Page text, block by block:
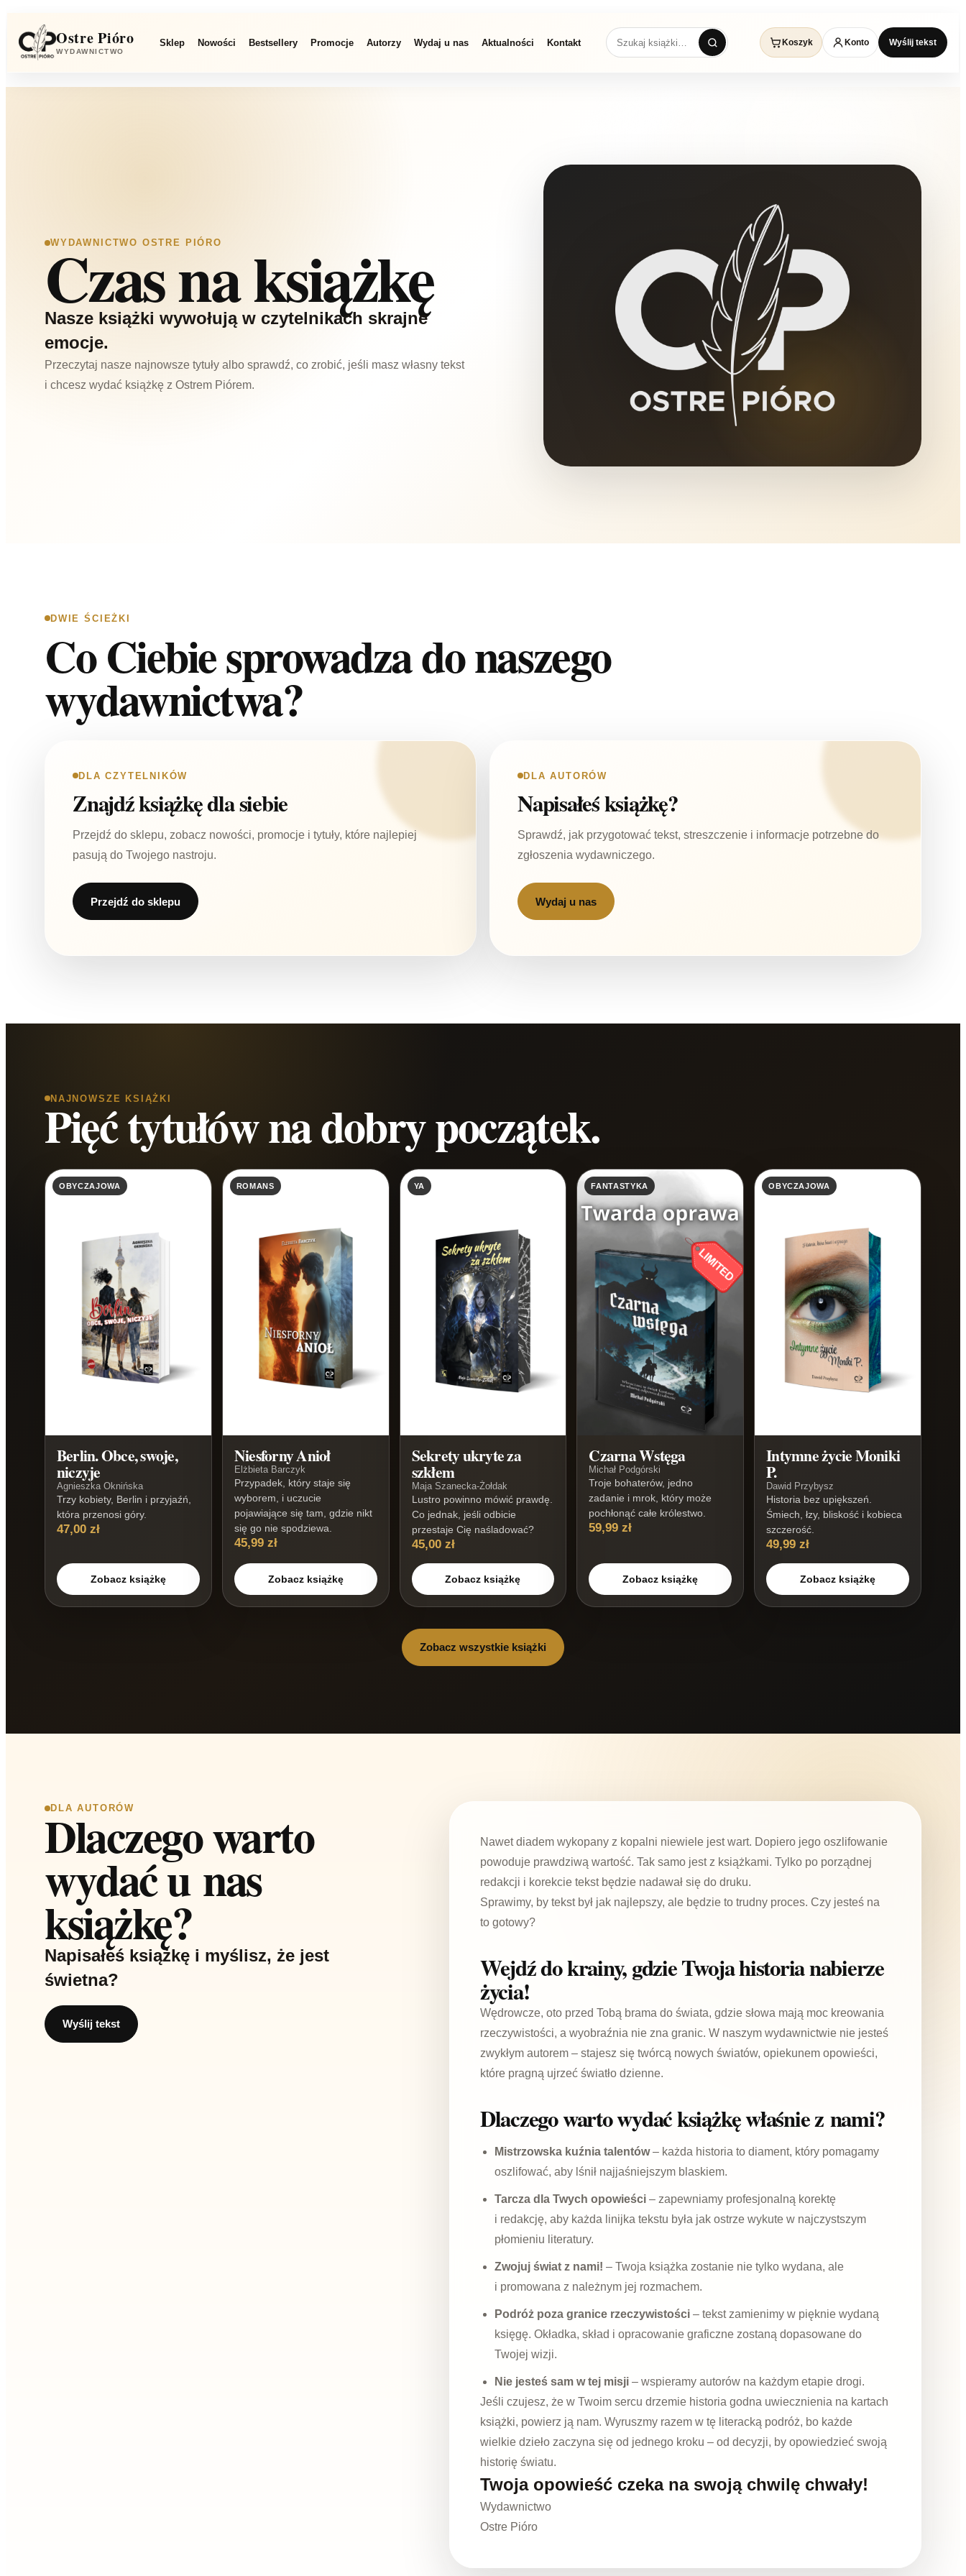
Ostre Pióro
WYDAWNICTWO
Sklep Nowości Bestsellery Promocje Autorzy Wydaj u nas Aktualności Kontakt
Szukaj Koszyk Konto Wyślij tekst
WYDAWNICTWO OSTRE PIÓRO
Czas na książkę
Nasze książki wywołują w czytelnikach skrajne
emocje.
Przeczytaj nasze najnowsze tytuły albo sprawdź, co zrobić, jeśli masz własny tekst
i chcesz wydać książkę z Ostrem Piórem.
DWIE ŚCIEŻKI
Co Ciebie sprowadza do naszego
wydawnictwa?
DLA CZYTELNIKÓW
Znajdź książkę dla siebie
Przejdź do sklepu, zobacz nowości, promocje i tytuły, które najlepiej
pasują do Twojego nastroju.
Przejdź do sklepu
DLA AUTORÓW
Napisałeś książkę?
Sprawdź, jak przygotować tekst, streszczenie i informacje potrzebne do
zgłoszenia wydawniczego.
Wydaj u nas
NAJNOWSZE KSIĄŻKI
Pięć tytułów na dobry początek.
OBYCZAJOWA
Berlin. Obce, swoje,
niczyje
Agnieszka Oknińska
Trzy kobiety, Berlin i przyjaźń,
która przenosi góry.
47,00 zł
Zobacz książkę
ROMANS
Niesforny Anioł
Elżbieta Barczyk
Przypadek, który staje się
wyborem, i uczucie
pojawiające się tam, gdzie nikt
się go nie spodziewa.
45,99 zł
Zobacz książkę
YA
Sekrety ukryte za
szkłem
Maja Szanecka-Żołdak
Lustro powinno mówić prawdę.
Co jednak, jeśli odbicie
przestaje Cię naśladować?
45,00 zł
Zobacz książkę
FANTASTYKA
Czarna Wstęga
Michał Podgórski
Troje bohaterów, jedno
zadanie i mrok, który może
pochłonąć całe królestwo.
59,99 zł
Zobacz książkę
OBYCZAJOWA
Intymne życie Moniki
P.
Dawid Przybysz
Historia bez upiększeń.
Śmiech, łzy, bliskość i kobieca
szczerość.
49,99 zł
Zobacz książkę
Zobacz wszystkie książki
DLA AUTORÓW
Dlaczego warto
wydać u nas
książkę?
Napisałeś książkę i myślisz, że jest
świetna?
Wyślij tekst
Nawet diadem wykopany z kopalni niewiele jest wart. Dopiero jego oszlifowanie
powoduje prawdziwą wartość. Tak samo jest z książkami. Tylko po porządnej
redakcji i korekcie tekst będzie nadawał się do druku.
Sprawimy, by tekst był jak najlepszy, ale będzie to trudny proces. Czy jesteś na
to gotowy?
Wejdź do krainy, gdzie Twoja historia nabierze
życia!
Wędrowcze, oto przed Tobą brama do świata, gdzie słowa mają moc kreowania
rzeczywistości, a wyobraźnia nie zna granic. W naszym wydawnictwie nie jesteś
zwykłym autorem – stajesz się twórcą nowych światów, opiekunem opowieści,
które pragną ujrzeć światło dzienne.
Dlaczego warto wydać książkę właśnie z nami?
Mistrzowska kuźnia talentów– każda historia to diament, który pomagamy
oszlifować, aby lśnił najjaśniejszym blaskiem.
Tarcza dla Twych opowieści– zapewniamy profesjonalną korektę
i redakcję, aby każda linijka tekstu była jak ostrze wykute w najczystszym
płomieniu literatury.
Zwojuj świat z nami! – Twoja książka zostanie nie tylko wydana, ale
i promowana z należnym jej rozmachem.
Podróż poza granice rzeczywistości– tekst zamienimy w pięknie wydaną
księgę. Okładka, skład i opracowanie graficzne zostaną dopasowane do
Twojej wizji.
Nie jesteś sam w tej misji– wspieramy autorów na każdym etapie drogi.
Jeśli czujesz, że w Twoim sercu drzemie historia godna uwiecznienia na kartach
książki, powierz ją nam. Wyruszmy razem w tę literacką podróż, bo każde
wielkie dzieło zaczyna się od jednego kroku – od decyzji, by opowiedzieć swoją
historię światu.
Twoja opowieść czeka na swoją chwilę chwały!
Wydawnictwo
Ostre Pióro